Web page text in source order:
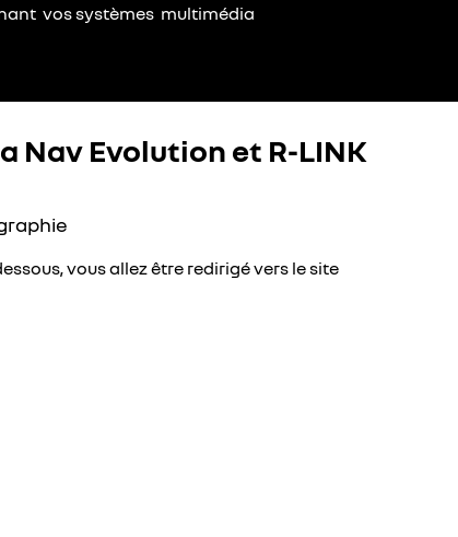
vos systèmes multimédia
Nav Evolution et R-LINK
vous allez être redirigé vers le site